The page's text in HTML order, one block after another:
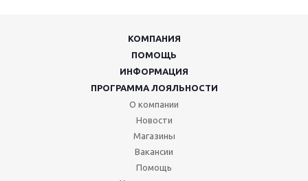
КОМПАНИЯ
ПОМОЩЬ
ИНФОРМАЦИЯ
ПРОГРАММА ЛОЯЛЬНОСТИ
О компании
Новости
Магазины
Вакансии
Помощь